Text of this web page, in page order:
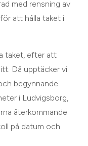
med rensning av
att hålla taket i
taket, efter att
Då upptäcker vi
begynnande
i Ludvigsborg,
återkommande
på datum och